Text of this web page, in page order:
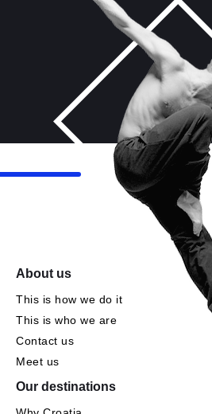
About us
This is how we do it
This is who we are
Contact us
Meet us
Our destinations